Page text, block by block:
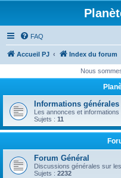
FAQ
Accueil PJ Index du forum
Nous
Informations générales
Les annonces et
Sujets : 11
Forum Général
Discussions générales sur
Sujets : 2232